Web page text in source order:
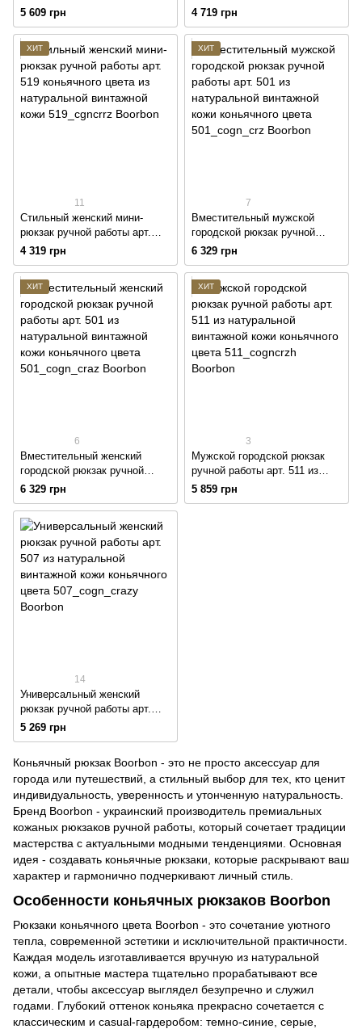
работы из натуральной
гладкой кожи коньячного
цвета
5 609 грн
510 из натуральной
винтажной кожи коньячного
цвета
4 719 грн
ХИТ
11
Стильный женский мини-
рюкзак ручной работы арт.
519 коньячного цвета из
натуральной винтажной кожи
4 319 грн
ХИТ
7
Вместительный мужской
городской рюкзак ручной
работы арт. 501 из
натуральной винтажной кожи
коньячного цвета
6 329 грн
ХИТ
6
Вместительный женский
городской рюкзак ручной
работы арт. 501 из
коньячного цвета
6 329 грн
ХИТ
3
Мужской городской рюкзак
ручной работы арт. 511 из
натуральной винтажной кожи
5 859 грн
14
Универсальный женский
рюкзак ручной работы арт.
507 из натуральной
5 269 грн
Коньячный рюкзак Boorbon - это не просто аксессуар для
города или путешествий, а стильный выбор для тех, кто ценит
индивидуальность, уверенность и утонченную натуральность.
Бренд Boorbon - украинский производитель премиальных
кожаных рюкзаков ручной работы, который сочетает традиции
мастерства с актуальными модными тенденциями. Основная
идея - создавать коньячные рюкзаки, которые раскрывают ваш
характер и гармонично подчеркивают личный стиль.
Особенности коньячных рюкзаков Boorbon
Рюкзаки коньячного цвета Boorbon - это сочетание уютного
тепла, современной эстетики и исключительной практичности.
Каждая модель изготавливается вручную из натуральной
кожи, а опытные мастера тщательно прорабатывают все
детали, чтобы аксессуар выглядел безупречно и служил
годами. Глубокий оттенок коньяка прекрасно сочетается с
классическим и casual-гардеробом: темно-синие, серые,